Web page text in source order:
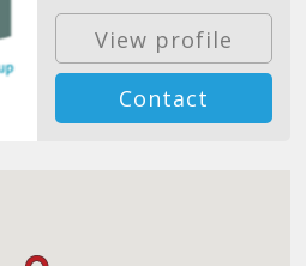
View profile
Contact